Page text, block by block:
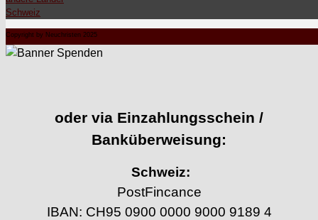
Schweiz
Copyright by Neuchristen 2025
oder via Einzahlungsschein /
Banküberweisung:
Schweiz:
PostFincance
IBAN: CH95 0900 0000 9000 9189 4